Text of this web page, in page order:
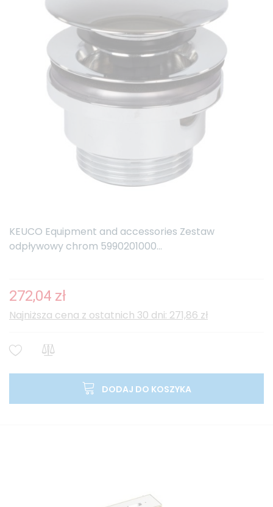
KEUCO Equipment and accessories Zestaw
odpływowy chrom 5990201000...
272,04 zł
Najniższa cena z ostatnich 30 dni: 271,86 zł
DODAJ DO KOSZYKA